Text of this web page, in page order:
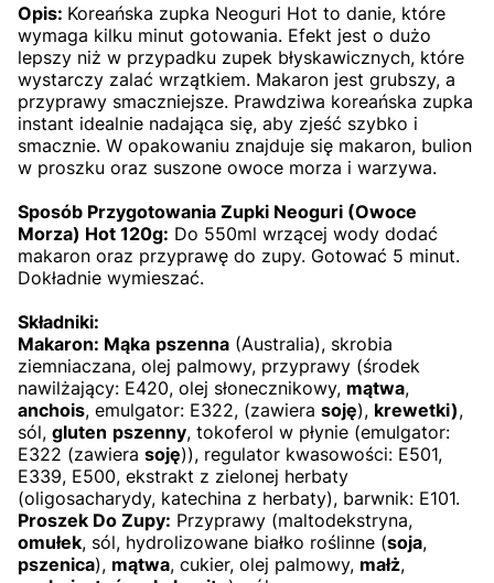
Opis: Koreańska zupka Neoguri Hot to danie, które
wymaga kilku minut gotowania. Efekt jest o dużo
lepszy niż w przypadku zupek błyskawicznych, które
wystarczy zalać wrzątkiem. Makaron jest grubszy, a
przyprawy smaczniejsze. Prawdziwa koreańska zupka
instant idealnie nadająca się, aby zjeść szybko i
smacznie. W opakowaniu znajduje się makaron, bulion
w proszku oraz suszone owoce morza i warzywa.
Sposób Przygotowania Zupki Neoguri (Owoce
Morza) Hot 120g: Do 550ml wrzącej wody dodać
makaron oraz przyprawę do zupy. Gotować 5 minut.
Dokładnie wymieszać.
Składniki:
Makaron: Mąka pszenna (Australia), skrobia
ziemniaczana, olej palmowy, przyprawy (środek
nawilżający: E420, olej słonecznikowy, mątwa,
anchois, emulgator: E322, (zawiera soję), krewetki),
sól, gluten pszenny, tokoferol w płynie (emulgator:
E322 (zawiera soję)), regulator kwasowości: E501,
E339, E500, ekstrakt z zielonej herbaty
(oligosacharydy, katechina z herbaty), barwnik: E101.
Proszek Do Zupy: Przyprawy (maltodekstryna,
omułek, sól, hydrolizowane białko roślinne (soja,
pszenica), mątwa, cukier, olej palmowy, małż,